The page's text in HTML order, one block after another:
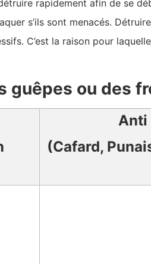
rapidement afin de se
s’ils sont menacés.
C’est la raison pour
ou des
Anti
(Cafard,